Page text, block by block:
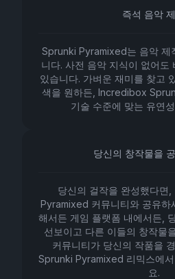
즉석 음악
Sprunki Pyramixed는 음악 제
니다. 사전 음악 지식이 없어도
있습니다. 가벼운 재미를 찾고
색을 원하든, Incredibox
기술 수준에 맞는 유연
당신의 창작물을
당신의 걸작을 완성했다면
Pyramixed 커뮤니티와 공유하
해서든 게임 플랫폼 내에서든,
선보이고 다른 이들의 창작물
커뮤니티가 당신의 작품을
Sprunki Pyramixed 리믹스에
요.